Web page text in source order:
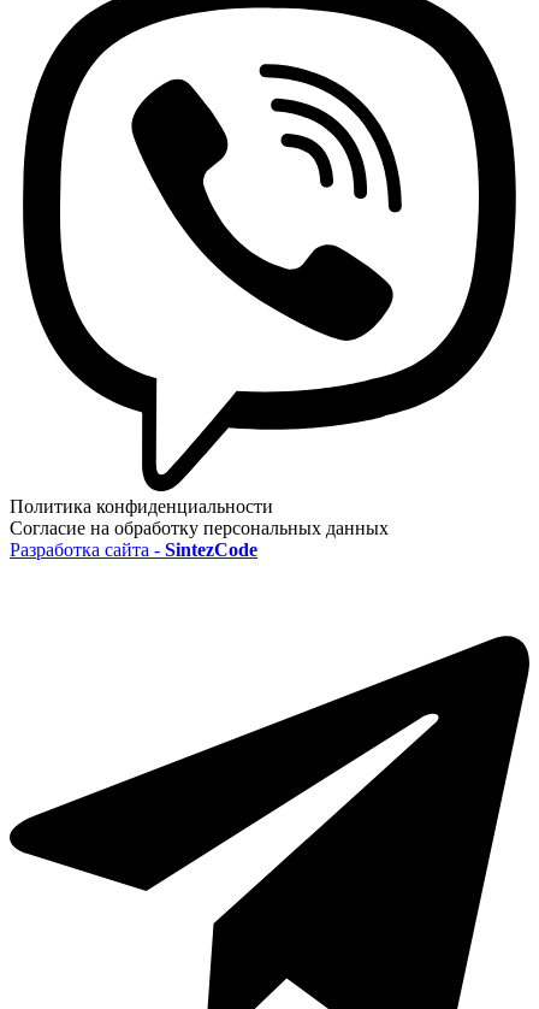
Политика конфиденциальности
Согласие на обработку персональных данных
Разработка сайта - SintezCode